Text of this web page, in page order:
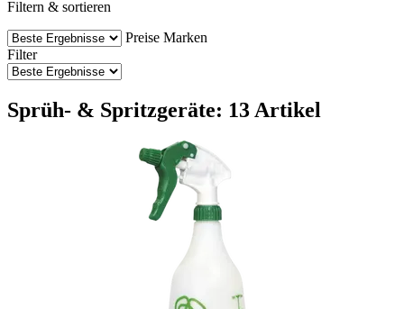
Filtern & sortieren
Preise Marken
Filter
Sprüh- & Spritzgeräte: 13 Artikel